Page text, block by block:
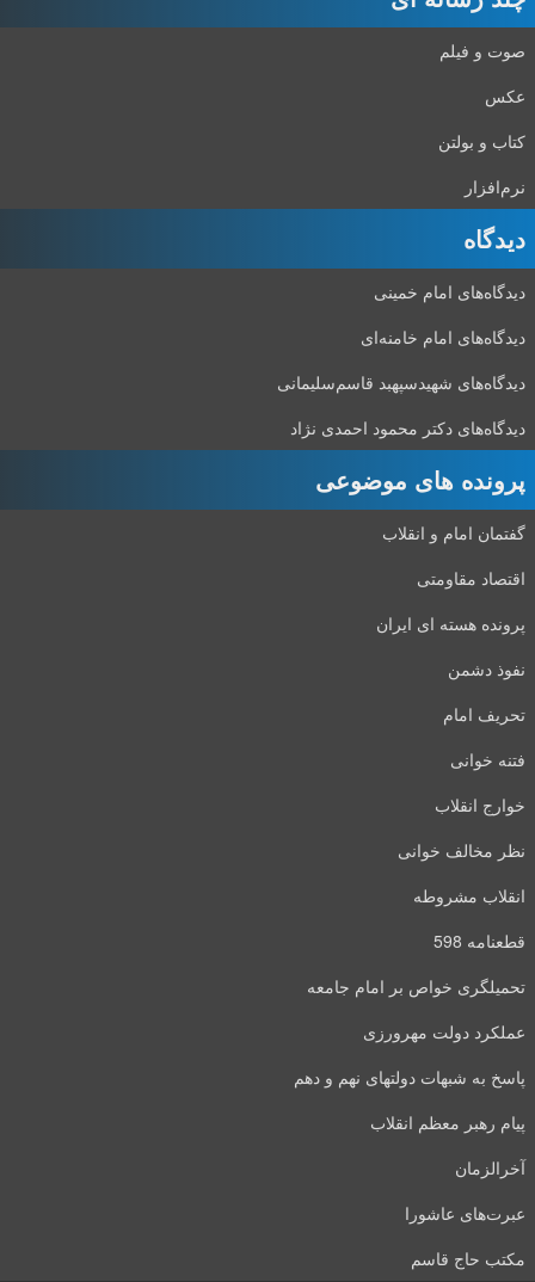
صوت و فیلم
عکس
کتاب و بولتن
نرم‌افزار
دیدگاه‌
دیدگاه‌های امام خمینی
دیدگاه‌های امام خامنه‌ای
دیدگاه‌های شهید‌سپهبد قاسم‌سلیمانی
دیدگاه‌های دکتر محمود احمدی نژاد
پرونده های موضوعی
گفتمان امام و انقلاب
اقتصاد مقاومتی
پرونده هسته ای ایران
نفوذ دشمن
تحریف امام
فتنه خوانی
خوارج انقلاب
نظر مخالف خوانی
انقلاب مشروطه
قطعنامه 598
تحمیلگری خواص بر امام جامعه
عملکرد دولت مهرورزی
پاسخ به شبهات دولتهای نهم و دهم
پیام رهبر معظم انقلاب
آخرالزمان
عبرت‌های عاشورا
مکتب حاج قاسم